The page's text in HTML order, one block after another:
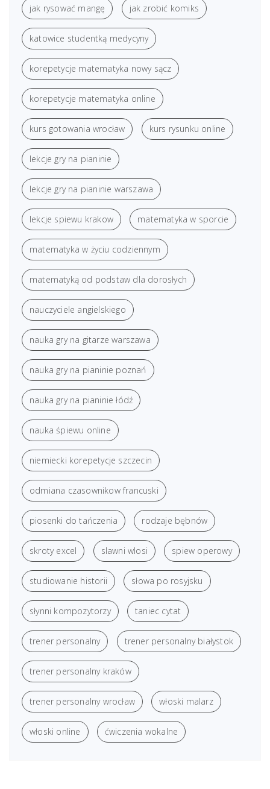
jak rysować mangę jak zrobić komiks
katowice studentką medycyny
korepetycje matematyka nowy sącz
korepetycje matematyka online
kurs gotowania wrocław kurs rysunku online
lekcje gry na pianinie
lekcje gry na pianinie warszawa
lekcje spiewu krakow matematyka w sporcie
matematyka w życiu codziennym
matematyką od podstaw dla dorosłych
nauczyciele angielskiego
nauka gry na gitarze warszawa
nauka gry na pianinie poznań
nauka gry na pianinie łódź
nauka śpiewu online
niemiecki korepetycje szczecin
odmiana czasownikow francuski
piosenki do tańczenia rodzaje bębnów
skroty excel slawni wlosi spiew operowy
studiowanie historii słowa po rosyjsku
słynni kompozytorzy taniec cytat
trener personalny trener personalny białystok
trener personalny kraków
trener personalny wrocław włoski malarz
włoski online ćwiczenia wokalne